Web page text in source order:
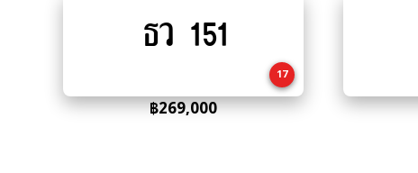
to
ธว 151
17
฿269,000